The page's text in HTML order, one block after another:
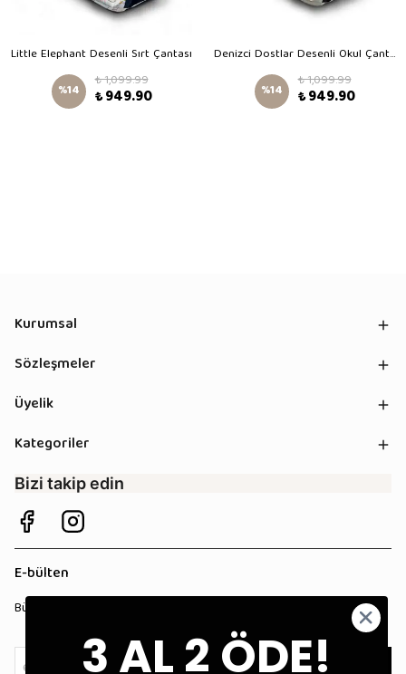
Little Elephant Desenli Sırt Çantası
%14 ₺ 1,099.99
₺ 949.90
Denizci Dostlar Desenli Okul Çantası
%14 ₺ 1,099.99
₺ 949.90
Kurumsal
Sözleşmeler
Üyelik
Kategoriler
Bizi takip edin
E-bülten
Bültenimize kaydolun, tüm kampanyalardan anında haberdar olun!
3 AL 2 ÖDE!